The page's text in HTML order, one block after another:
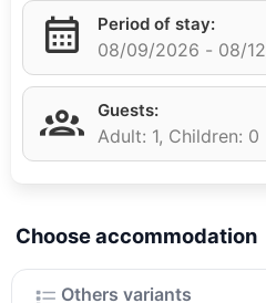
оборудованы телевизором
каналами, кондиционером,
собственных ванных
душевые кабины или ванны.
косметических
В ресторане «Риони»
отеля по утрам сервируют
Period of stay:
08/09/2026 - 08/
Guests:
Adult: 1, Children: 0
Choose accommodation
Others variants